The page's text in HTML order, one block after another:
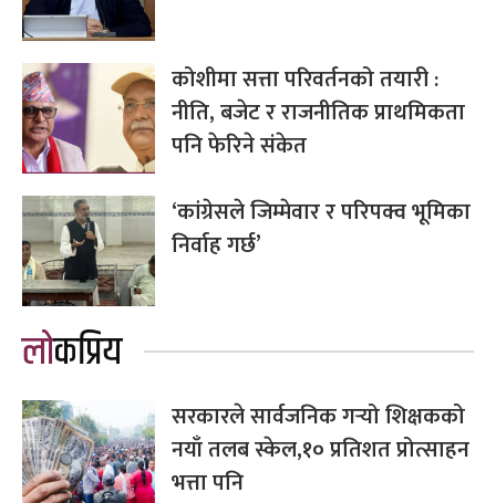
कोशीमा सत्ता परिवर्तनको तयारी :
नीति, बजेट र राजनीतिक प्राथमिकता
पनि फेरिने संकेत
‘कांग्रेसले जिम्मेवार र परिपक्व भूमिका
निर्वाह गर्छ’
लोकप्रिय
सरकारले सार्वजनिक गर्‍यो शिक्षकको
नयाँ तलब स्केल,१० प्रतिशत प्रोत्साहन
भत्ता पनि